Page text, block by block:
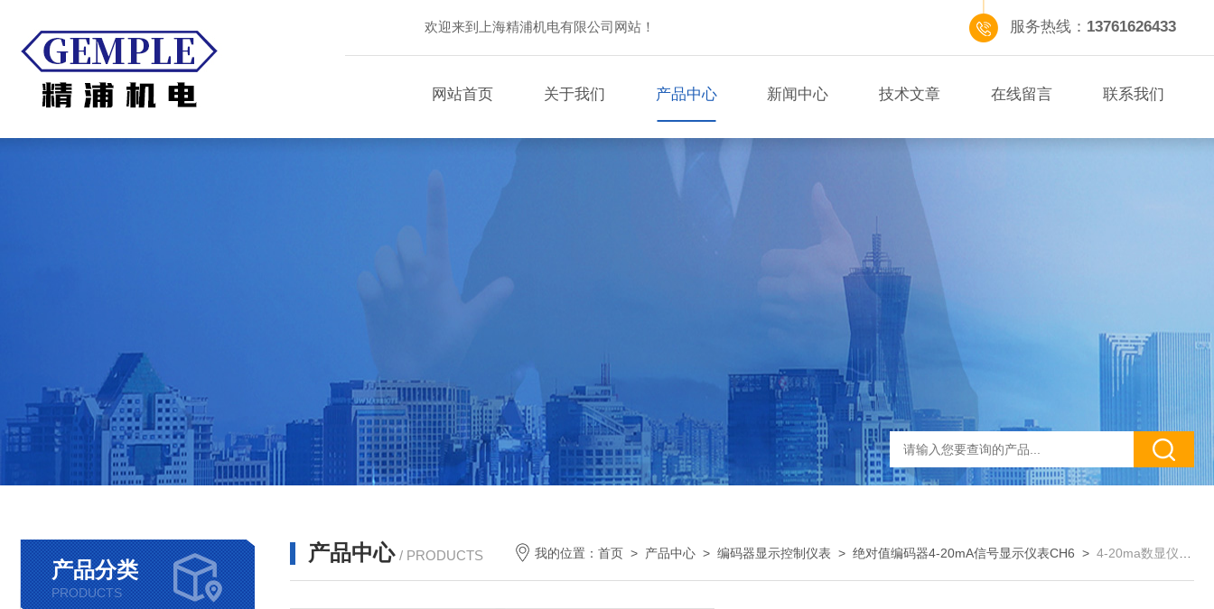
欢迎来到上海精浦机电有限公司网站！ 服务热线： 13761626433
网站首页 关于我们 产品中心 新闻中心 技术文章 在线留言 联系我们
产品分类
PRODUCTS
产品中心 / PRODUCTS 我的位置：首页 > 产品中心 >编码器显示控制仪表 >绝对值编码器4-20mA信号显示仪表CH6 >4-20ma数显仪模拟量编码器显示仪